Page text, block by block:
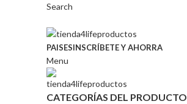
Search
PAISESINSCRÍBETE Y AHORRA
Menu
CATEGORÍAS DEL PRODUCTO